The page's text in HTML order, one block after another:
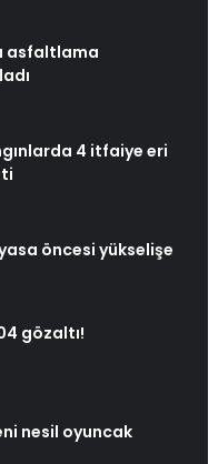
asfaltlama
4 itfaiye eri
öncesi yükselişe
gözaltı!
nesil oyuncak